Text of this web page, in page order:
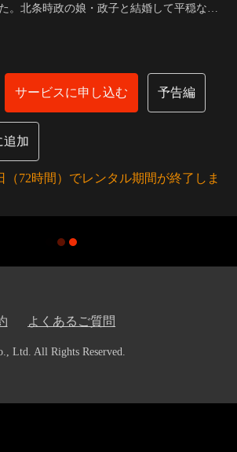
。北条時政の娘・政子と結婚して平穏な
サービスに申し込む 予告編
追加
（72時間）でレンタル期間が終了しま
よくあるご質問
Ltd. All Rights Reserved.